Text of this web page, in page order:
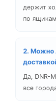
держит
по
2. Можно
Да, DNR-
все